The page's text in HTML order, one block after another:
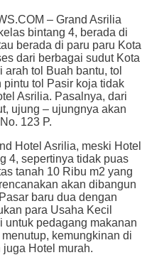
– Grand Asrilia
bintang 4, berada di
berada di paru paru Kota
dari berbagai sudut Kota
tol Buah bantu, tol
pintu tol Pasir koja tidak
Asrilia. Pasalnya, dari
ujung – ujungnya akan
123 P.
Hotel Asrilia, meski Hotel
4, sepertinya tidak puas
tanah 10 Ribu m2 yang
akan dibangun
baru dua dengan
para Usaha Kecil
untuk pedagang makanan
kemungkinan di
Hotel murah.